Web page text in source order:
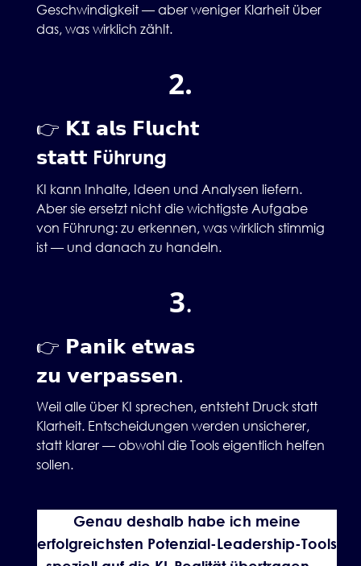
Geschwindigkeit — aber weniger Klarheit über
das, was wirklich zählt.
2.
👉 𝗞𝗜 𝗮𝗹𝘀 𝗙𝗹𝘂𝗰𝗵𝘁
𝘀𝘁𝗮𝘁𝘁 Führung
KI kann Inhalte, Ideen und Analysen liefern.
Aber sie ersetzt nicht die wichtigste Aufgabe
von Führung: zu erkennen, was wirklich stimmig
ist — und danach zu handeln.
3.
👉 𝗣𝗮𝗻𝗶𝗸 𝗲𝘁𝘄𝗮𝘀
𝘇𝘂 𝘃𝗲𝗿𝗽𝗮𝘀𝘀𝗲𝗻.
Weil alle über KI sprechen, entsteht Druck statt
Klarheit. Entscheidungen werden unsicherer,
statt klarer — obwohl die Tools eigentlich helfen
sollen.
Genau deshalb habe ich meine
erfolgreichsten Potenzial-Leadership-Tools